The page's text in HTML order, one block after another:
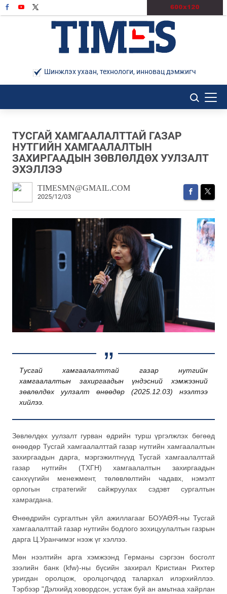
Шинжлэх ухаан, технологи, инновац дэмжигч
ТУСГАЙ ХАМГААЛАЛТТАЙ ГАЗАР
НУТГИЙН ХАМГААЛАЛТЫН
ЗАХИРГААДЫН ЗӨВЛӨЛДӨХ УУЛЗАЛТ
ЭХЭЛЛЭЭ
TIMESMN@GMAIL.COM
2025/12/03
Тусгай хамгаалалттай газар нутгийн
хамгаалалтын захиргаадын үндэсний хэмжээний
зөвлөлдөх уулзалт өнөөдөр (2025.12.03) нээлтээ
хийлээ.
Зөвлөлдөх уулзалт гурван өдрийн турш үргэлжлэх бөгөөд
өнөөдөр Тусгай хамгаалалттай газар нутгийн хамгаалалтын
захиргаадын дарга, мэргэжилтнүүд Тусгай хамгаалалттай
газар нутгийн (ТХГН) хамгаалалтын захиргаадын
санхүүгийн менежмент, төлөвлөлтийн чадавх, нэмэлт
орлогын стратегийг сайжруулах сэдэвт сургалтын
хамрагдана.
Өнөөдрийн сургалтын үйл ажиллагааг БОУАӨЯ-ны Тусгай
хамгаалалттай газар нутгийн бодлого зохицуулалтын газрын
дарга Ц.Уранчимэг нээж үг хэллээ.
Мөн нээлтийн арга хэмжээнд Германы сэргээн босголт
зээлийн банк (kfw)-ны бүсийн захирал Кристиан Рихтер
уригдан оролцож, оролцогчдод талархал илэрхийллээ.
Тэрбээр "Дэлхийд ховордсон, устаж буй ан амьтнаа хайрлан